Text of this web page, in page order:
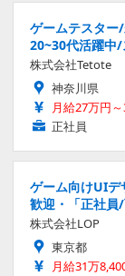
ゲームテスタ
20~30代活躍中
株式会社Tetote
神奈川県
月給27万円
正社員
ゲーム向けUIデ
歓迎・「正社員
株式会社LOP
東京都
月給31万